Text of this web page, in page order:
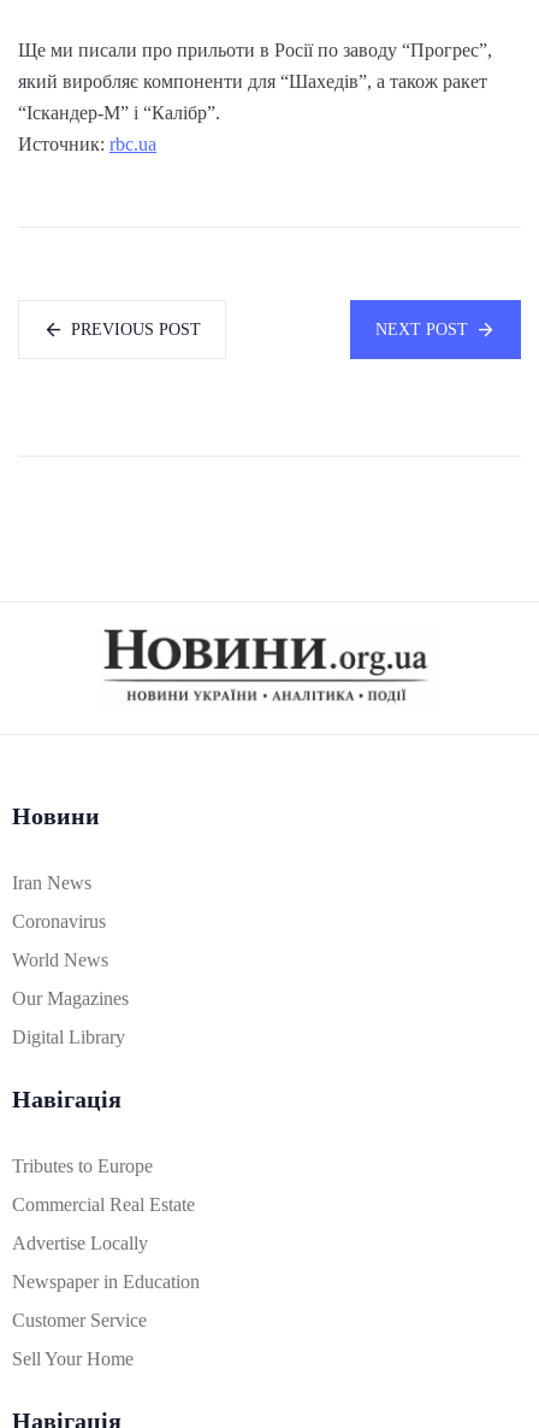
Ще ми писали про прильоти в Росії по заводу “Прогрес”,
який виробляє компоненти для “Шахедів”, а також ракет
“Іскандер-М” і “Калібр”.
Источник: rbc.ua
PREVIOUS POST NEXT POST
Новини
Iran News
Coronavirus
World News
Our Magazines
Digital Library
Навігація
Tributes to Europe
Commercial Real Estate
Advertise Locally
Newspaper in Education
Customer Service
Sell Your Home
Навігація